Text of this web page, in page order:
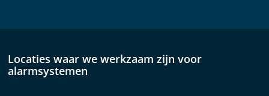
Locaties waar we werkzaam zijn voor
alarmsystemen